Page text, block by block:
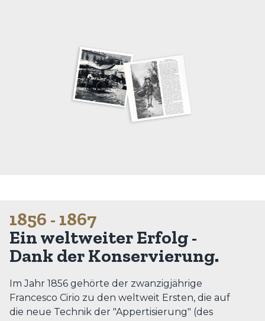
1856 - 1867
Ein weltweiter Erfolg -
Dank der Konservierung.
Im Jahr 1856 gehörte der zwanzigjährige
Francesco Cirio zu den weltweit Ersten, die auf
die neue Technik der "Appertisierung" (des